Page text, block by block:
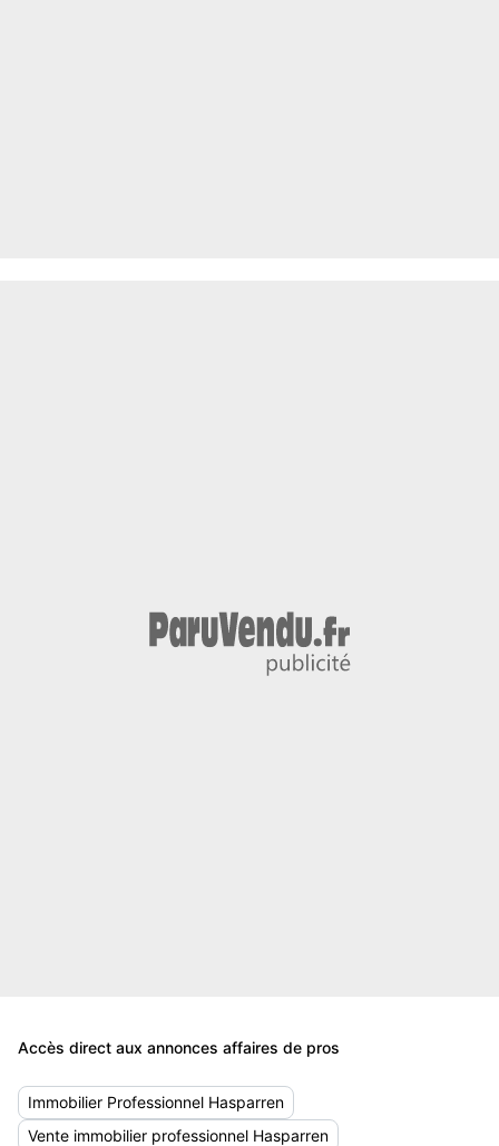
Accès direct aux annonces affaires de pros
Immobilier Professionnel Hasparren
Vente immobilier professionnel Hasparren